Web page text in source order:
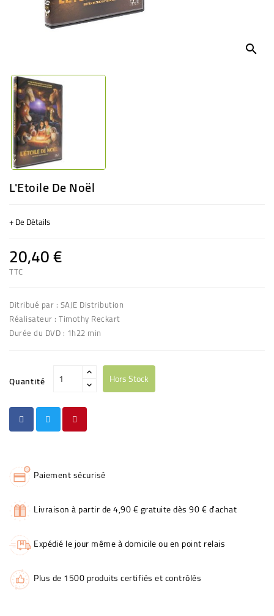
CULTUREL
search
L'Etoile De Noël
+ De Détails
20,40 €
TTC
Ditribué par : SAJE Distribution
Réalisateur : Timothy Reckart
Durée du DVD : 1h22 min
Quantité Hors Stock
Paiement sécurisé
Livraison à partir de 4,90 € gratuite dès 90 € d'achat
Expédié le jour même à domicile ou en point relais
Plus de 1500 produits certifiés et contrôlés